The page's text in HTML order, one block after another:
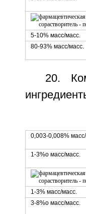
5-10% масс/масс.
80-93% масс/масс.
20.
0,003-0,008%
1-3%о масс/масс.
1-3% масс/масс.
3-8%о масс/масс.